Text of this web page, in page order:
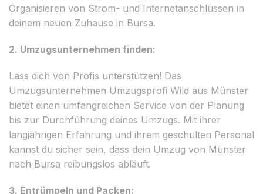
Organisieren von Strom- und Internetanschlüssen in
deinem neuen Zuhause in Bursa.
2. Umzugsunternehmen finden:
Lass dich von Profis unterstützen! Das
Umzugsunternehmen Umzugsprofi Wild aus Münster
bietet einen umfangreichen Service von der Planung
bis zur Durchführung deines Umzugs. Mit ihrer
langjährigen Erfahrung und ihrem geschulten Personal
kannst du sicher sein, dass dein Umzug von Münster
nach Bursa reibungslos abläuft.
3. Entrümpeln und Packen: